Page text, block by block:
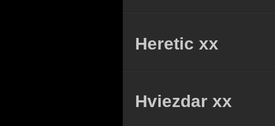
Heretic xx
Hviezdar xx